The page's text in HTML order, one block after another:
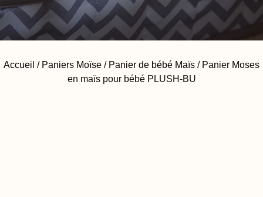
Accueil / Paniers Moïse / Panier de bébé Maïs / Panier Moses
en maïs pour bébé PLUSH-BU